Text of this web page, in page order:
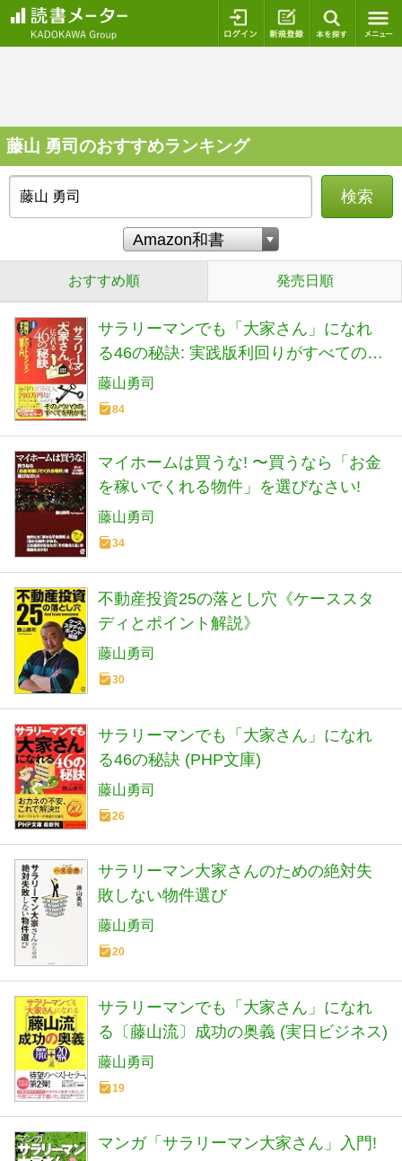
ログイン 新規登録
藤山 勇司のおすすめランキング
検索
おすすめ順 発売日順
サラリーマンでも「大家さん」になれ
る46の秘訣: 実践版利回りがすべてのア
パート・マンション経営入門 (実日ビジ
ネス)
藤山勇司
84
マイホームは買うな! 〜買うなら「お金
を稼いでくれる物件」を選びなさい!
藤山勇司
34
不動産投資25の落とし穴《ケーススタ
ディとポイント解説》
藤山勇司
30
サラリーマンでも「大家さん」になれ
る46の秘訣 (PHP文庫)
藤山勇司
26
サラリーマン大家さんのための絶対失
敗しない物件選び
藤山勇司
20
サラリーマンでも「大家さん」になれ
る〔藤山流〕成功の奥義 (実日ビジネス)
藤山勇司
19
マンガ「サラリーマン大家さん」入門!